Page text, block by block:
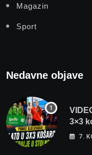
Magazin
Sport
Nedavne objave
3×3
7.